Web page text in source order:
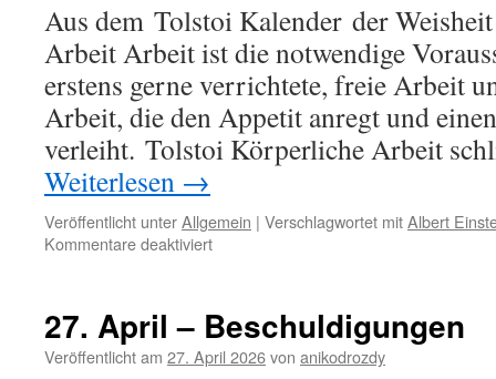
Aus dem Tolstoi Kalender der
Arbeit Arbeit ist die notwendige
erstens gerne verrichtete, freie Arbeit
Arbeit, die den Appetit anregt und
verleiht. Tolstoi Körperliche Arbeit
Weiterlesen →
Veröffentlicht unterAllgemein | Verschlagwortet mitAlbert
Kommentare deaktiviertfür
Arbeit
27. April – Beschuldigungen
Veröffentlicht am 27. April 2026von anikodrozdy